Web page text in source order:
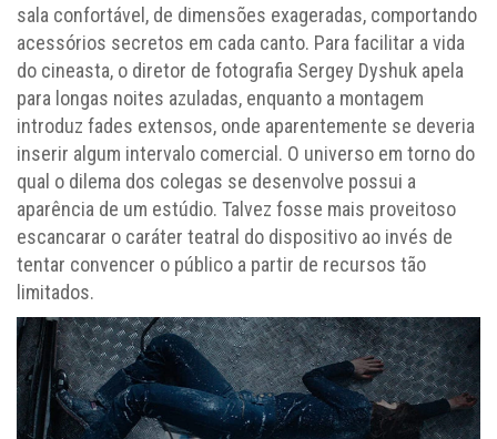
sala confortável, de dimensões exageradas, comportando
acessórios secretos em cada canto. Para facilitar a vida
do cineasta, o diretor de fotografia Sergey Dyshuk apela
para longas noites azuladas, enquanto a montagem
introduz fades extensos, onde aparentemente se deveria
inserir algum intervalo comercial. O universo em torno do
qual o dilema dos colegas se desenvolve possui a
aparência de um estúdio. Talvez fosse mais proveitoso
escancarar o caráter teatral do dispositivo ao invés de
tentar convencer o público a partir de recursos tão
limitados.